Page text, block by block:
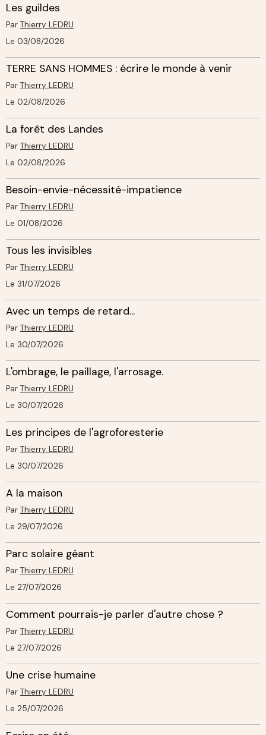
Les guildes
Par Thierry LEDRU
Le 03/08/2026
TERRE SANS HOMMES : écrire le monde à venir
Par Thierry LEDRU
Le 02/08/2026
La forêt des Landes
Par Thierry LEDRU
Le 02/08/2026
Besoin-envie-nécessité-impatience
Par Thierry LEDRU
Le 01/08/2026
Tous les invisibles
Par Thierry LEDRU
Le 31/07/2026
Avec un temps de retard...
Par Thierry LEDRU
Le 30/07/2026
L'ombrage, le paillage, l'arrosage.
Par Thierry LEDRU
Le 30/07/2026
Les principes de l'agroforesterie
Par Thierry LEDRU
Le 30/07/2026
A la maison
Par Thierry LEDRU
Le 29/07/2026
Parc solaire géant
Par Thierry LEDRU
Le 27/07/2026
Comment pourrais-je parler d'autre chose ?
Par Thierry LEDRU
Le 27/07/2026
Une crise humaine
Par Thierry LEDRU
Le 25/07/2026